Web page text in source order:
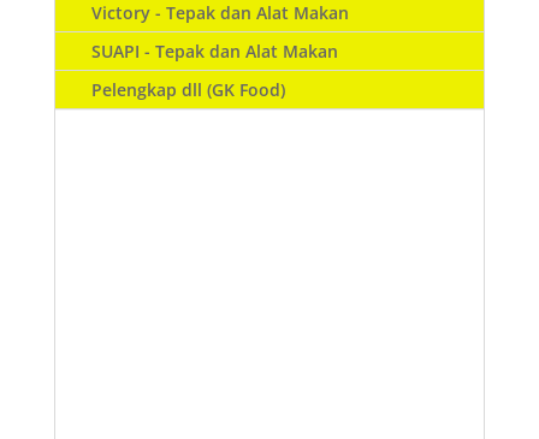
Victory - Tepak dan Alat Makan
SUAPI - Tepak dan Alat Makan
Pelengkap dll (GK Food)